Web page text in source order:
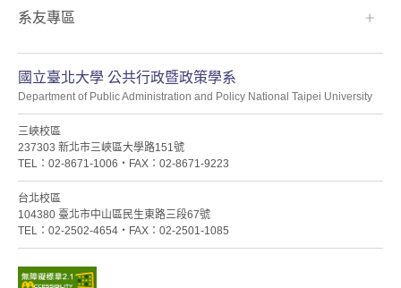
國立臺北大學 公共行政暨政策學系
Department of Public Administration and Policy National Taipei University
三峽校區
237303 新北市三峽區大學路151號
TEL：02-8671-1006・FAX：02-8671-9223
台北校區
104380 臺北市中山區民生東路三段67號
TEL：02-2502-4654・FAX：02-2501-1085
系友專區